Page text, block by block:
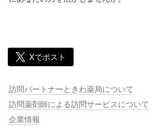
Xでポスト
訪問パートナーときわ薬局について
訪問薬剤師による訪問サービスについて
企業情報